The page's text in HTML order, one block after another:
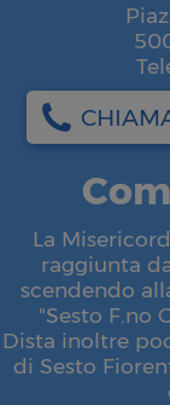
La
raggiunta
scendendo
"Sesto F.no
Dista inoltre
di Sesto